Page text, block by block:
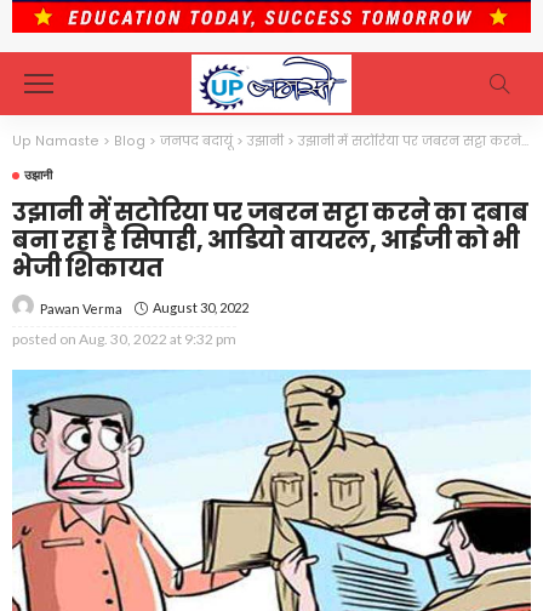
Up Namaste > Blog > जनपद बदायूं>उझानी >उझानी में सटोरिया पर जबरन सट्टा करने का दबाब बना रहा है सिपाही, आडियो वायरल, आईजी को भी भेजी शिकायत
उझानी
उझानी में सटोरिया पर जबरन सट्टा करने का दबाब
बना रहा है सिपाही, आडियो वायरल, आईजी को भी
भेजी शिकायत
Pawan Verma August 30, 2022
posted on Aug. 30, 2022 at 9:32 pm